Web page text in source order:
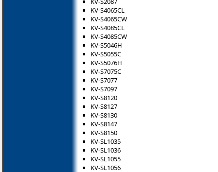
KV-S4065CL
KV-S4065CW
KV-S4085CL
KV-S4085CW
KV-S5046H
KV-S5055C
KV-S5076H
KV-S7075C
KV-S7077
KV-S7097
KV-S8120
KV-S8127
KV-S8130
KV-S8147
KV-S8150
KV-SL1035
KV-SL1036
KV-SL1055
KV-SL1056